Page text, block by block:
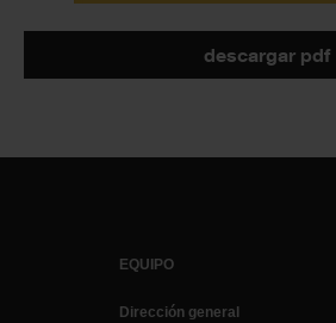
descargar pdf
EQUIPO
Dirección general